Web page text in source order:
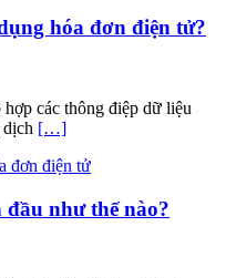
hóa đơn điện tử?
các thông điệp dữ liệu
[…]
như thế nào?